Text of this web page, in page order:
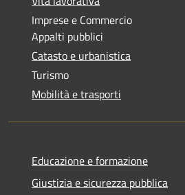
Imprese e Commercio
Appalti pubblici
Catasto e urbanistica
Turismo
Mobilità e trasporti
Educazione e formazione
Giustizia e sicurezza pubblica